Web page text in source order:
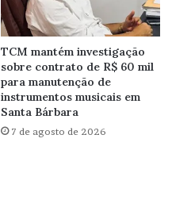
TCM mantém investigação
sobre contrato de R$ 60 mil
para manutenção de
instrumentos musicais em
Santa Bárbara
7 de agosto de 2026